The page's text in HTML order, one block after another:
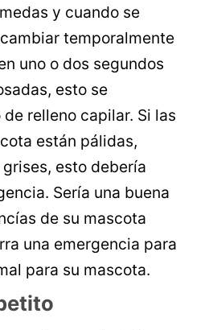
y cuando se
temporalmente
uno o dos segundos
esto se
relleno capilar. Si las
están pálidas,
esto debería
Sería una buena
de su mascota
una emergencia para
para su mascota.